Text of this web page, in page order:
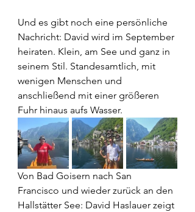
Und es gibt noch eine persönliche
Nachricht: David wird im September
heiraten. Klein, am See und ganz in
seinem Stil. Standesamtlich, mit
wenigen Menschen und
anschließend mit einer größeren
Fuhr hinaus aufs Wasser.
Von Bad Goisern nach San
Francisco und wieder zurück an den
Hallstätter See: David Haslauer zeigt